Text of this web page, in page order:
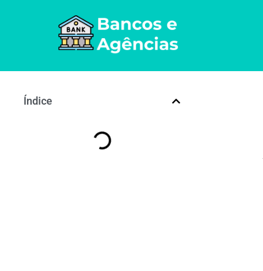
Índice